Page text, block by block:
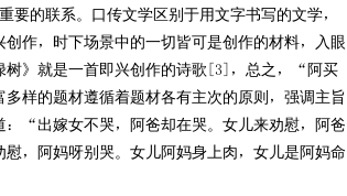
的联系。口传文学区别于用文字书写的文学，
作，时下场景中的一切皆可是创作的材料，入眼
树》就是一首即兴创作的诗歌[3]，总之，“阿买
样的题材遵循着题材各有主次的原则，强调主旨
：“出嫁女不哭，阿爸却在哭。女儿来劝慰，阿爸
，阿妈呀别哭。女儿阿妈身上肉，女儿是阿妈命